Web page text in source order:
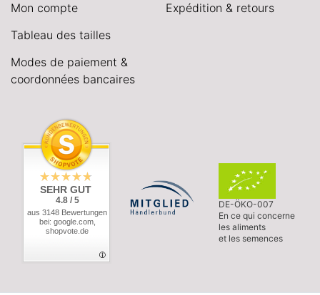
Mon compte
Tableau des tailles
Modes de paiement &
coordonnées bancaires
Expédition & retours
SEHR GUT
4.8 / 5
aus 3148 Bewertungen
bei: google.com,
shopvote.de
DE-ÖKO-007
En ce qui concerne
les aliments
et les semences